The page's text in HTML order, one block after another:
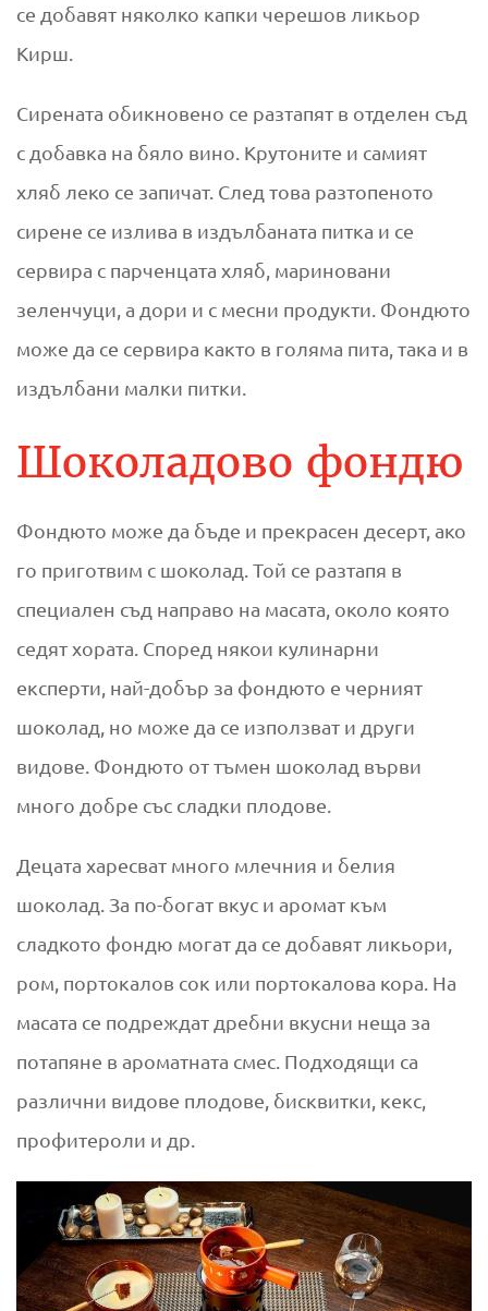
се добавят няколко капки черешов ликьор
Кирш.
Сирената обикновено се разтапят в отделен съд
с добавка на бяло вино. Крутоните и самият
хляб леко се запичат. След това разтопеното
сирене се излива в издълбаната питка и се
сервира с парченцата хляб, мариновани
зеленчуци, а дори и с месни продукти. Фондюто
може да се сервира както в голяма пита, така и в
издълбани малки питки.
Шоколадово фондю
Фондюто може да бъде и прекрасен десерт, ако
го приготвим с шоколад. Той се разтапя в
специален съд направо на масата, около която
седят хората. Според някои кулинарни
експерти, най-добър за фондюто е черният
шоколад, но може да се използват и други
видове. Фондюто от тъмен шоколад върви
много добре със сладки плодове.
Децата харесват много млечния и белия
шоколад. За по-богат вкус и аромат към
сладкото фондю могат да се добавят ликьори,
ром, портокалов сок или портокалова кора. На
масата се подреждат дребни вкусни неща за
потапяне в ароматната смес. Подходящи са
различни видове плодове, бисквитки, кекс,
профитероли и др.